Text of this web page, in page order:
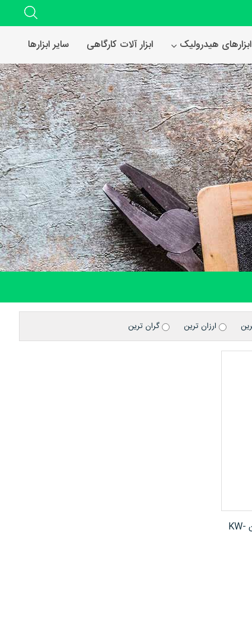
ابزارهای هیدرولیک ابزار آلات کارگاهی سایر ابزارها
ارزان ترین گران ترین
دستگاه بکس بادی ضد آب کوکن ژاپن KW-